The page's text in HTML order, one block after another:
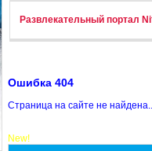
Развлекательный портал
Ошибка 404
Страница на сайте не
New!